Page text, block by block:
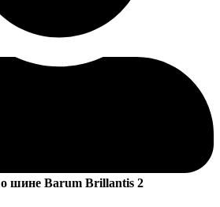
о шине Barum Brillantis 2